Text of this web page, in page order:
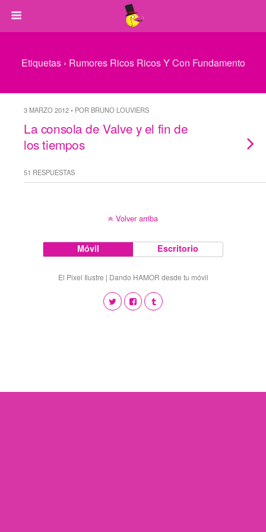
Etiquetas › Rumores Ricos Ricos Y Con Fundamento
3 MARZO 2012 • POR BRUNO LOUVIERS
La consola de Valve y el fin de
los tiempos
51 RESPUESTAS
Volver arriba
Móvil Escritorio
El Pixel Ilustre | Dando HAMOR desde tu móvil